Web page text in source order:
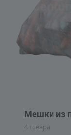
Мешки из
4 товара